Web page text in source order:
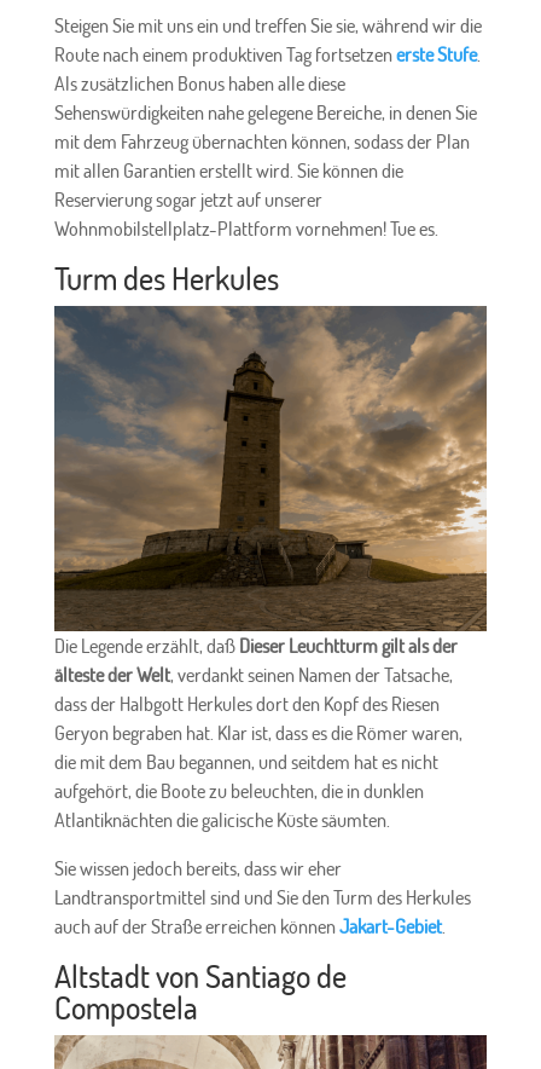
Steigen Sie mit uns ein und treffen Sie sie, während wir die
Route nach einem produktiven Tag fortsetzenerste Stufe.
Als zusätzlichen Bonus haben alle diese
Sehenswürdigkeiten nahe gelegene Bereiche, in denen Sie
mit dem Fahrzeug übernachten können, sodass der Plan
mit allen Garantien erstellt wird. Sie können die
Reservierung sogar jetzt auf unserer
Wohnmobilstellplatz-Plattform vornehmen! Tue es.
Turm des Herkules
Die Legende erzählt, daß Dieser Leuchtturm gilt als der
älteste der Welt, verdankt seinen Namen der Tatsache,
dass der Halbgott Herkules dort den Kopf des Riesen
Geryon begraben hat. Klar ist, dass es die Römer waren,
die mit dem Bau begannen, und seitdem hat es nicht
aufgehört, die Boote zu beleuchten, die in dunklen
Atlantiknächten die galicische Küste säumten.
Sie wissen jedoch bereits, dass wir eher
Landtransportmittel sind und Sie den Turm des Herkules
auch auf der Straße erreichen könnenJakart-Gebiet.
Altstadt von Santiago de
Compostela